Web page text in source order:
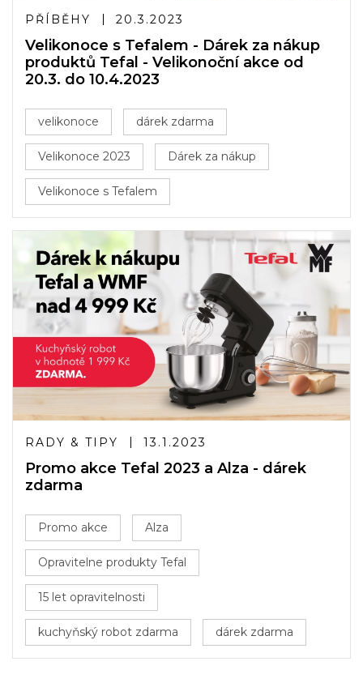
PŘÍBĚHY 20.3.2023
Velikonoce s Tefalem - Dárek za nákup
produktů Tefal - Velikonoční akce od
20.3. do 10.4.2023
velikonoce dárek zdarma
Velikonoce 2023 Dárek za nákup
Velikonoce s Tefalem
RADY & TIPY 13.1.2023
Promo akce Tefal 2023 a Alza - dárek
zdarma
Promo akce Alza
Opravitelne produkty Tefal
15 let opravitelnosti
kuchyňský robot zdarma dárek zdarma